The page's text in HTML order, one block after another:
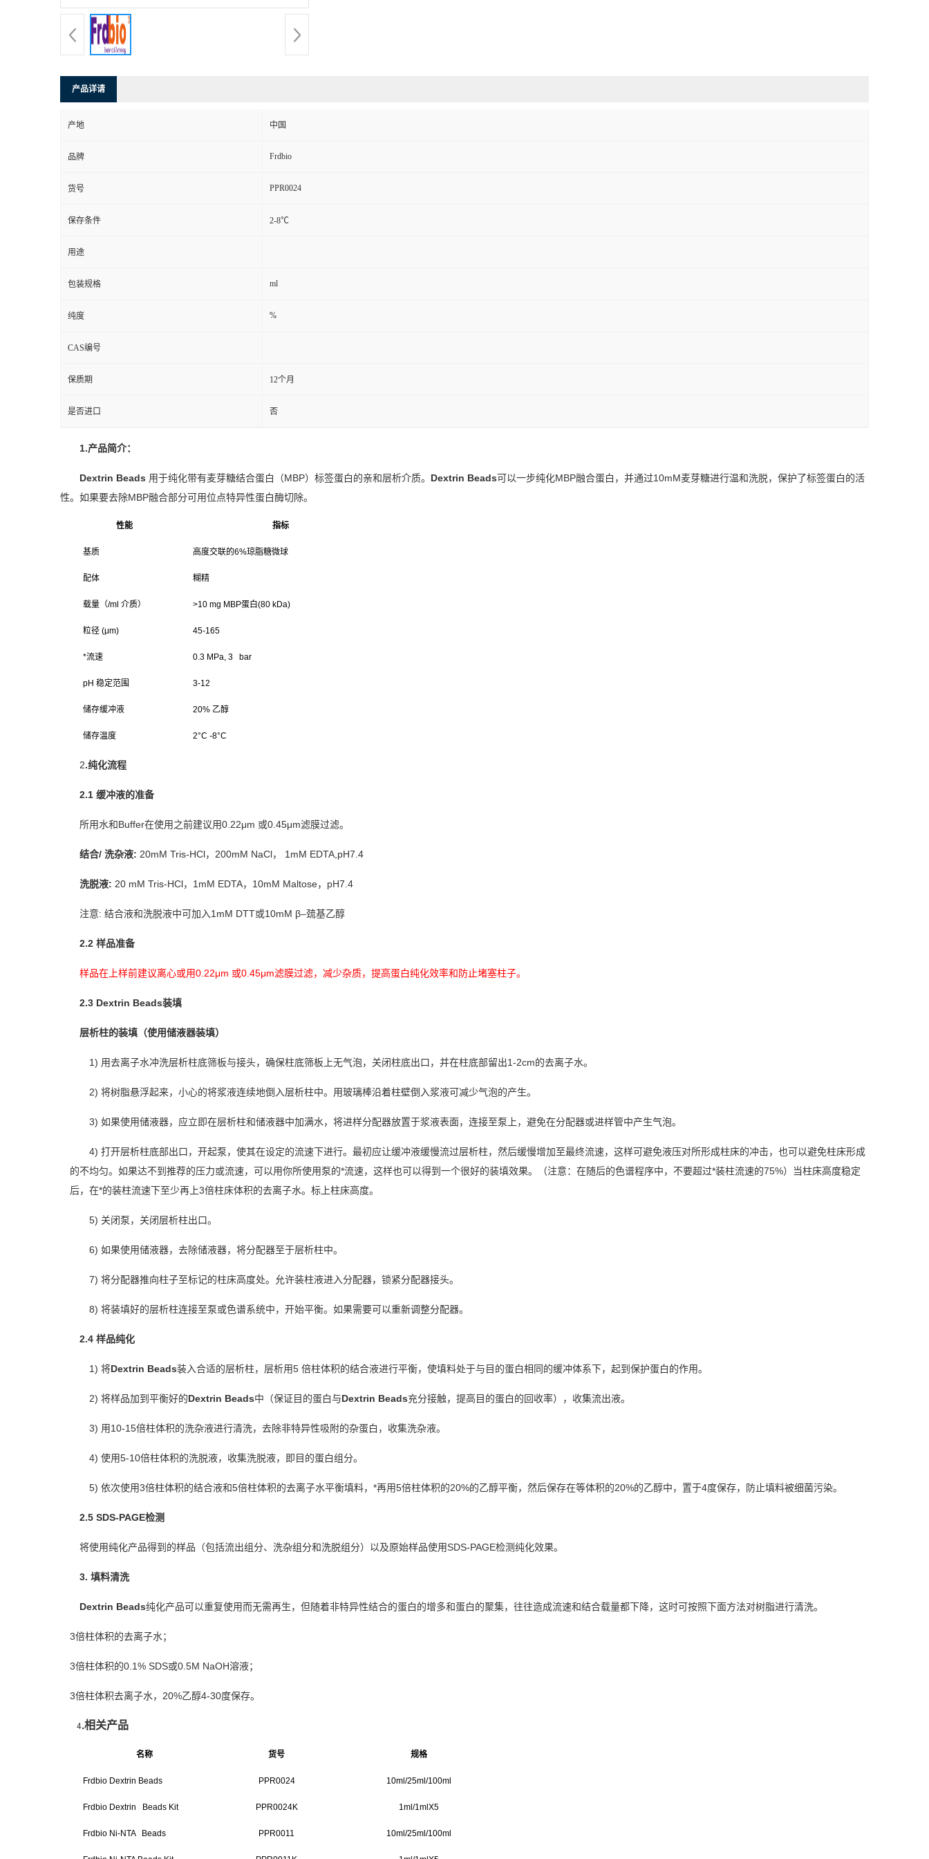
产品详请
产地 中国
品牌 Frdbio
货号 PPR0024
保存条件 2-8℃
用途
包装规格 ml
纯度 %
CAS编号
保质期 12个月
是否进口 否
1.产品简介：
Dextrin Beads 用于纯化带有麦芽糖结合蛋白（MBP）标签蛋白的亲和层析介质。 Dextrin Beads可以一步纯化MBP融合蛋白，并通过10mM麦芽糖进行温和洗脱，保护了标签蛋白的活
性。如果要去除MBP融合部分可用位点特异性蛋白酶切除。
性能 指标
基质 高度交联的6%琼脂糖微球
配体 糊精
载量（/ml 介质） >10 mg MBP蛋白(80 kDa)
粒径 (μm) 45-165
*流速 0.3 MPa, 3 bar
pH 稳定范围 3-12
储存缓冲液 20% 乙醇
储存温度 2°C -8°C
2.纯化流程
2.1 缓冲液的准备
所用水和Buffer在使用之前建议用0.22μm 或0.45μm滤膜过滤。
结合/ 洗杂液: 20mM Tris-HCl，200mM NaCl， 1mM EDTA,pH7.4
洗脱液: 20 mM Tris-HCl，1mM EDTA，10mM Maltose，pH7.4
注意: 结合液和洗脱液中可加入1mM DTT或10mM β–巯基乙醇
2.2 样品准备
样品在上样前建议离心或用0.22μm 或0.45μm滤膜过滤，减少杂质，提高蛋白纯化效率和防止堵塞柱子。
2.3 Dextrin Beads装填
层析柱的装填 （使用储液器装填）
1) 用去离子水冲洗层析柱底筛板与接头，确保柱底筛板上无气泡， 关闭柱底出口， 并在柱底部留出1-2cm的去离子水。
2) 将树脂悬浮起来，小心的将浆液连续地倒入层析柱中。用玻璃棒沿着柱壁倒入浆液可减少气泡的产生。
3) 如果使用储液器， 应立即在层析柱和储液器中加满水， 将进样分配器放置于浆液表面， 连接至泵 上，避免在分配器或进样管中产生气泡。
4) 打开层析柱底部出口， 开起泵，使其在设定的流速下进行。最初应让缓冲液缓慢流过层析柱，然后缓慢增加至最终流速， 这样可避免液压对所形成柱床的冲击，也可以避免柱床形成
的不均匀。如果达不到推荐的压力或流速，可以用你所使用泵的*流速， 这样也可以得到一个很好的装填效果。 （注意：在随后的色谱程序中，不要超过*装柱流速的75%） 当柱床高度稳定
后，在*的装柱流速下至少再上3倍柱床体积的去离子水。 标 上柱床高度。
5) 关闭泵， 关闭层析柱出口。
6) 如果使用储液器，去除储液器， 将分配器至于层析柱中。
7) 将分配器推向柱子至标记的柱床高度处。允许装柱液进入分配器， 锁紧分配器接头。
8) 将装填好的层析柱连接至泵或色谱系统中， 开始平衡。如果需要可以重新调整分配器。
2.4 样品纯化
1) 将Dextrin Beads装入合适的层析柱， 层析用5 倍柱体积的结合液进行平衡，使填料处于与 目的蛋白相同的缓冲体系下，起到保护蛋白的作用。
2) 将样品加到平衡好的Dextrin Beads中 （保证目的蛋白与Dextrin Beads充分接触，提高目的蛋白的回收率），收集流出液。
3) 用10-15倍柱体积的洗杂液进行清洗，去除非特异性吸附的杂蛋白，收集洗杂液。
4) 使用5-10倍柱体积的洗脱液，收集洗脱液，即目的蛋白组分。
5) 依次使用3倍柱体积的结合液和5倍柱体积的去离子水平衡填料，*再用5倍柱体积的20%的乙醇平衡，然后保存在等体积的20%的乙醇中，置于4度保存，防止填料被细菌污染。
2.5 SDS-PAGE检测
将使用纯化产品得到的样品（包括流出组分、洗杂组分和洗脱组分）以及原始样品使用SDS-PAGE检测纯化效果。
3. 填料清洗
Dextrin Beads纯化产品可以重复使用而无需再生，但随着非特异性结合的蛋白的增多和蛋白的聚集，往往造成流速和结合载量都下降， 这时可按照下面方法对树脂进行清洗。
3倍柱体积的去离子水；
3倍柱体积的0.1% SDS或0.5M NaOH溶液；
3倍柱体积去离子水，20%乙醇4-30度保存。
4.相关产品
名称 货号 规格
Frdbio Dextrin Beads PPR0024 10ml/25ml/100ml
Frdbio Dextrin Beads Kit PPR0024K 1ml/1mlX5
Frdbio Ni-NTA Beads PPR0011 10ml/25ml/100ml